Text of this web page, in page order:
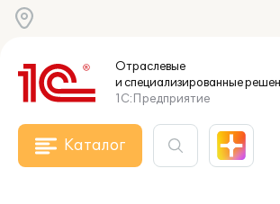
Отраслевые
и специализированные
1С:Предприятие
Каталог